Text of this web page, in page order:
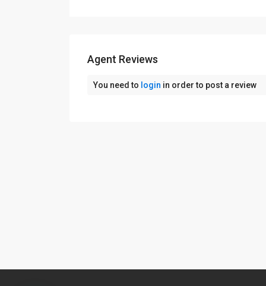
Agent Reviews
You need to login in order to post a review